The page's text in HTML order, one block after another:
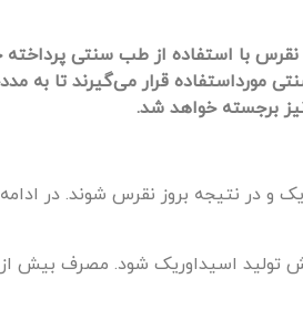
با استفاده از طب سنتی
مورداستفاده قرار می‌گیرند تا به
برجسته خواهد شد.
نتیجه بروز نقرس شوند. در ادامه،
تولید اسیداوریک شود. مصرف بیش